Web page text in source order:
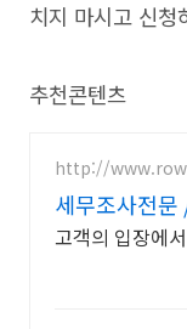
치지 마시고 신청
추천콘텐츠
http://
세무조사전문
고객의 입장에